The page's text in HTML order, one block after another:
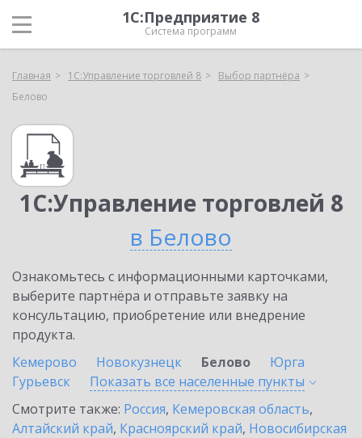
1С:Предприятие 8
Система программ
Главная 1С:Управление торговлей 8
Выбор партнёра
Белово
1С:Управление торговлей 8
в Белово
Ознакомьтесь с информационными карточками,
выберите партнёра и отправьте заявку на
консультацию, приобретение или внедрение
продукта.
Кемерово
Новокузнецк Белово
Юрга
Гурьевск
Показать все населенные пункты
Смотрите также: Россия, Кемеровская область,
Алтайский край, Красноярский край, Новосибирская